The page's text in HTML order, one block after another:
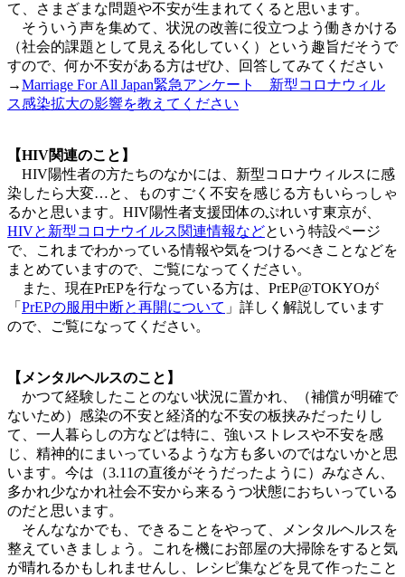
て、さまざまな問題や不安が生まれてくると思います。
そういう声を集めて、状況の改善に役立つよう働きかける
（社会的課題として見える化していく）という趣旨だそうで
すので、何か不安がある方はぜひ、回答してみてください
→Marriage For All Japan緊急アンケート 新型コロナウィル
ス感染拡大の影響を教えてください
【HIV関連のこと】
HIV陽性者の方たちのなかには、新型コロナウィルスに感
染したら大変…と、ものすごく不安を感じる方もいらっしゃ
るかと思います。HIV陽性者支援団体のぷれいす東京が、
HIVと新型コロナウイルス関連情報などという特設ページ
で、これまでわかっている情報や気をつけるべきことなどを
まとめていますので、ご覧になってください。
また、現在PrEPを行なっている方は、PrEP@TOKYOが
「 PrEPの服用中断と再開について 」詳しく解説しています
ので、ご覧になってください。
【メンタルヘルスのこと】
かつて経験したことのない状況に置かれ、（補償が明確で
ないため）感染の不安と経済的な不安の板挟みだったりし
て、一人暮らしの方などは特に、強いストレスや不安を感
じ、精神的にまいっているような方も多いのではないかと思
います。今は（3.11の直後がそうだったように）みなさん、
多かれ少なかれ社会不安から来るうつ状態におちいっている
のだと思います。
そんななかでも、できることをやって、メンタルヘルスを
整えていきましょう。これを機にお部屋の大掃除をすると気
が晴れるかもしれませんし、レシピ集などを見て作ったこと